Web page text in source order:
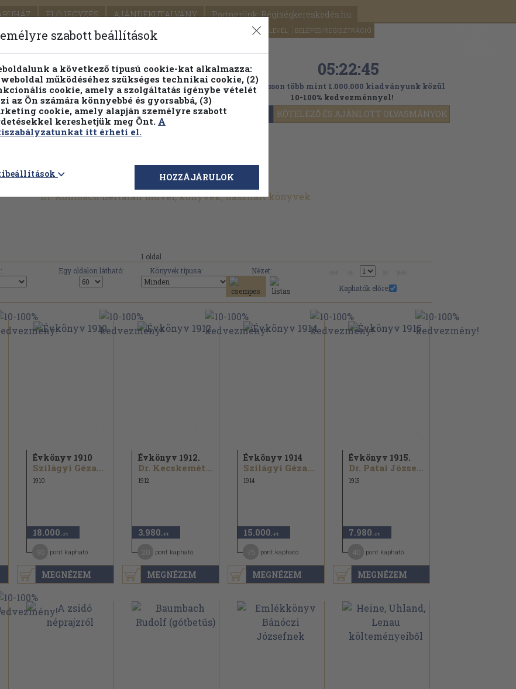
ELŐJEGYZÉS AJÁNDÉKUTALVÁNY Partnerünk: Régiségkereskedés.hu
SEGÍTSÉG HÍRLEVÉL BELÉPÉS/REGISZTRÁCIÓ
PILLANATNYI ÁRAINK FENNTARTHATÓ OLVASMÁNYOK KÖTELEZŐ ÉS AJÁNLOTT OLVASMÁNYOK
Részletes kereső Témaköri fa 05:22:43
Válogasson több mint 1.000.000 kiadványunk közül
10-100% kedvezménnyel!
Dr. Kohlbach Bertalan művei, könyvek, használt könyvek
1 oldal
Egy oldalon látható: Könyvek típusa:
Nézet:
Kaphatók előre:
MEGNÉZEM
Évkönyv 1910
Szilágyi Géza...
1910
18.000 ,-Ft
pont kapható
MEGNÉZEM
Évkönyv 1912.
Dr. Kecskeméti Lipót...
1912
3.980 ,-Ft
pont kapható
MEGNÉZEM
Évkönyv 1914
Szilágyi Géza...
1914
15.000 ,-Ft
pont kapható
MEGNÉZEM
Évkönyv 1915.
Dr. Patai József...
1915
7.980 ,-Ft
pont kapható
szabott beállítások
a következő típusú cookie-kat alkalmazza:
weboldal működéséhez szükséges technikai cookie, (2)
cookie, amely a szolgáltatás igénybe vételét
az Ön számára könnyebbé és gyorsabbá, (3)
cookie, amely alapján személyre szabott
kereshetjük meg Önt. A
itt érheti el.
HOZZÁJÁRULOK